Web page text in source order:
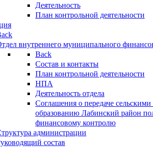
Деятельность
План контрольной деятельности
внутреннего муниципального
Back
Состав и контакты
План контрольной деятельности
НПА
Деятельность отдела
Соглашения о передаче
образованию Лабинский район
финансовому контролю
администрации
состав